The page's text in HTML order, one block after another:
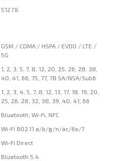
512 ГБ
GSM / CDMA / HSPA / EVDO / LTE /
5G
1, 2, 3, 5, 7, 8, 12, 20, 25, 26, 28, 38,
40, 41, 66, 75, 77, 78 SA/NSA/Sub6
1, 2, 3, 4, 5, 7, 8, 12, 13, 17, 18, 19, 20,
25, 26, 28, 32, 38, 39, 40, 41, 66
Bluetooth, Wi-Fi, NFC
Wi-Fi 802.11 a/b/g/n/ac/6e/7
Wi-Fi Direct
Bluetooth 5.4